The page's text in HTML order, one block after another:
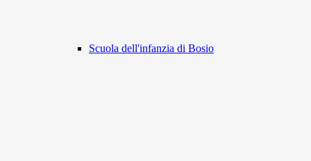
Scuola dell'infanzia di Bosio